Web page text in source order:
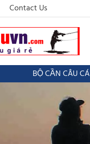
Contact Us
BỘ CẦN CÂU CÁ